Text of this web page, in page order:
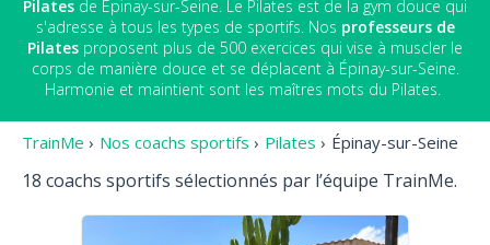
Pilates de Épinay-sur-Seine. Le Pilates est de la gym douce qui
s'adresse à tous les types de sportifs. Nos professeurs de
Pilates proposent plus de 500 exercices qui vise à muscler le
corps de manière douce et se déplacent à Épinay-sur-Seine.
Harmonie et maintient sont les maîtres mots du Pilates.
TrainMe › Nos coachs sportifs › Pilates › Épinay-sur-Seine
18 coachs sportifs sélectionnés par l’équipe TrainMe.